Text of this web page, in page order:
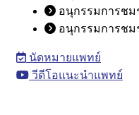
อนุกรรมการชมร
อนุกรรมการชม
นัดหมายแพทย์
วีดีโอแนะนำแพทย์